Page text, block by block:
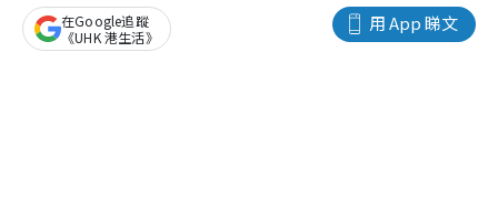
用 App 睇文
在Google追蹤
《UHK 港生活》